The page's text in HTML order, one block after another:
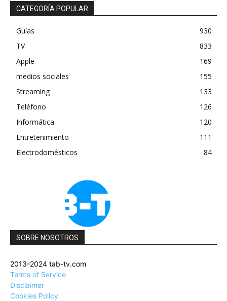
CATEGORÍA POPULAR
Guías
930
TV
833
Apple
169
medios sociales
155
Streaming
133
Teléfono
126
Informática
120
Entretenimiento
111
Electrodomésticos
84
SOBRE NOSOTROS
2013-2024 tab-tv.com
Terms of Service
Disclaimer
Cookies Policy